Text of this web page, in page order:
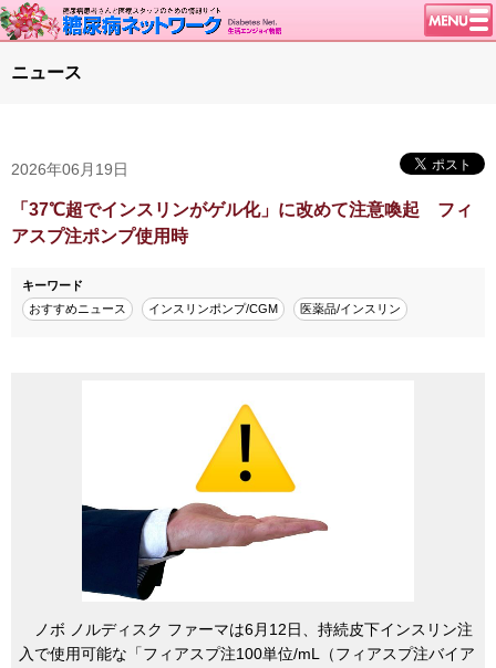
談話室BBS
糖尿病のきほん
特集・連載
腎臓の健康道
インスリンポンプ
ニュース
2026年06月19日
「37℃超でインスリンがゲル化」に改めて注意喚起 フィ
アスプ注ポンプ使用時
キーワード
おすすめニュース
インスリンポンプ/CGM 医薬品/インスリン
ノボ ノルディスク ファーマは6月12日、持続皮下インスリン注
入で使用可能な「フィアスプ注100単位/mL（フィアスプ注バイア